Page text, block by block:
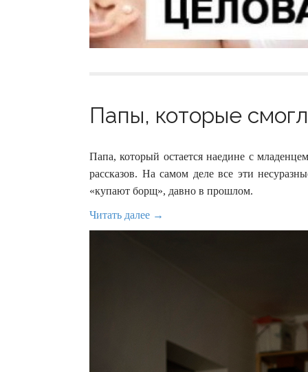
Папы, которые
Папа, который остается наедине с
рассказов. На самом деле все эти
«купают борщ», давно в прошлом.
Читать далее →